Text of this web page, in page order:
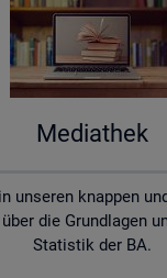
Me­dia­thek
unseren knappen
die Grundlagen
Statistik der BA.